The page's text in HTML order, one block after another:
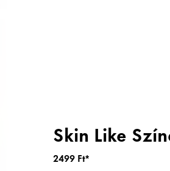
Skin Like
2499 Ft*